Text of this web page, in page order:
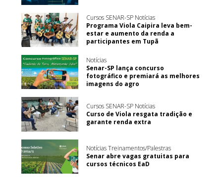
Cursos SENAR-SP Notícias
Programa Viola Caipira leva bem-
estar e aumento da renda a
participantes em Tupã
Notícias
Senar-SP lança concurso
fotográfico e premiará as melhores
imagens do agro
Cursos SENAR-SP Notícias
Curso de Viola resgata tradição e
garante renda extra
Notícias Treinamentos/Palestras
Senar abre vagas gratuitas para
cursos técnicos EaD